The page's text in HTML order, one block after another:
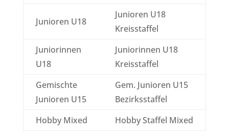
Junioren U18
Junioren U18
Kreisstaffel
Juniorinnen
U18
Juniorinnen U18
Kreisstaffel
Gemischte
Junioren U15
Gem. Junioren U15
Bezirksstaffel
Hobby Mixed
Hobby Staffel Mixed